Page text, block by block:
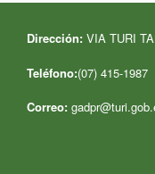
Dirección: VIA TURI
Teléfono:(07) 415-1987
Correo: